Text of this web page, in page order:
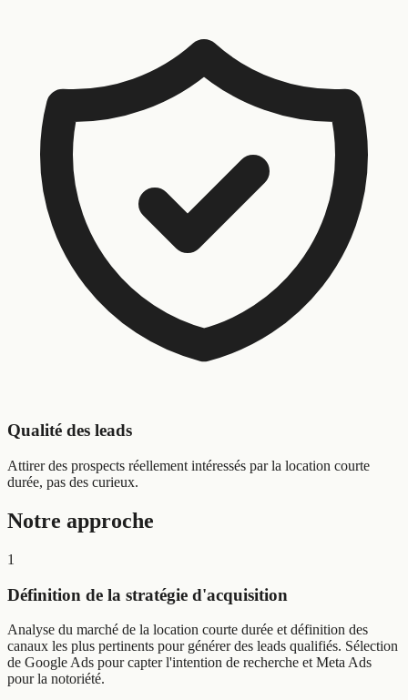
Qualité des leads
Attirer des prospects réellement intéressés par la location courte
durée, pas des curieux.
Notre approche
1
Définition de la stratégie d'acquisition
Analyse du marché de la location courte durée et définition des
canaux les plus pertinents pour générer des leads qualifiés. Sélection
de Google Ads pour capter l'intention de recherche et Meta Ads
pour la notoriété.